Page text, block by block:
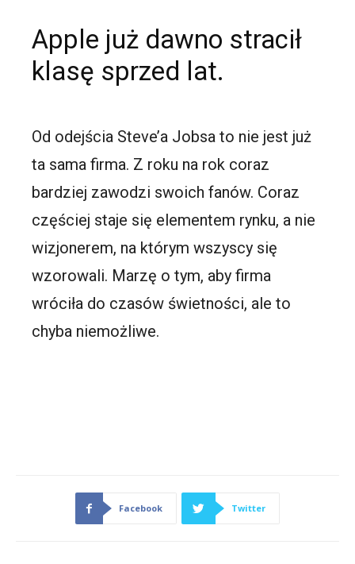
Apple już dawno stracił
klasę sprzed lat.
Od odejścia Steve’a Jobsa to nie jest już
ta sama firma. Z roku na rok coraz
bardziej zawodzi swoich fanów. Coraz
częściej staje się elementem rynku, a nie
wizjonerem, na którym wszyscy się
wzorowali. Marzę o tym, aby firma
wróciła do czasów świetności, ale to
chyba niemożliwe.
Facebook Twitter